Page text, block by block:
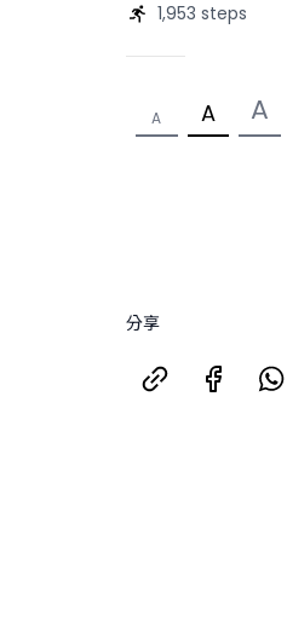
1,953 steps
A A A
分享